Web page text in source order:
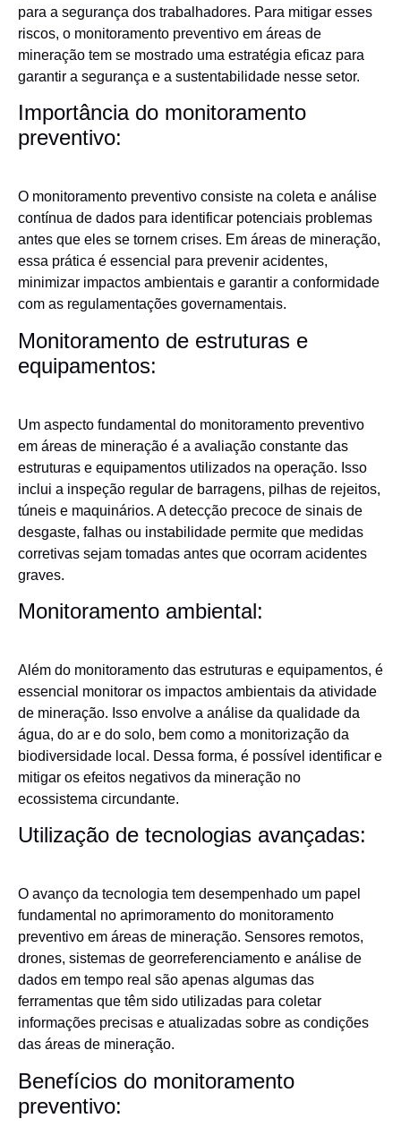
para a segurança dos trabalhadores. Para mitigar esses
riscos, o monitoramento preventivo em áreas de
mineração tem se mostrado uma estratégia eficaz para
garantir a segurança e a sustentabilidade nesse setor.
Importância do monitoramento
preventivo:
O monitoramento preventivo consiste na coleta e análise
contínua de dados para identificar potenciais problemas
antes que eles se tornem crises. Em áreas de mineração,
essa prática é essencial para prevenir acidentes,
minimizar impactos ambientais e garantir a conformidade
com as regulamentações governamentais.
Monitoramento de estruturas e
equipamentos:
Um aspecto fundamental do monitoramento preventivo
em áreas de mineração é a avaliação constante das
estruturas e equipamentos utilizados na operação. Isso
inclui a inspeção regular de barragens, pilhas de rejeitos,
túneis e maquinários. A detecção precoce de sinais de
desgaste, falhas ou instabilidade permite que medidas
corretivas sejam tomadas antes que ocorram acidentes
graves.
Monitoramento ambiental:
Além do monitoramento das estruturas e equipamentos, é
essencial monitorar os impactos ambientais da atividade
de mineração. Isso envolve a análise da qualidade da
água, do ar e do solo, bem como a monitorização da
biodiversidade local. Dessa forma, é possível identificar e
mitigar os efeitos negativos da mineração no
ecossistema circundante.
Utilização de tecnologias avançadas:
O avanço da tecnologia tem desempenhado um papel
fundamental no aprimoramento do monitoramento
preventivo em áreas de mineração. Sensores remotos,
drones, sistemas de georreferenciamento e análise de
dados em tempo real são apenas algumas das
ferramentas que têm sido utilizadas para coletar
informações precisas e atualizadas sobre as condições
das áreas de mineração.
Benefícios do monitoramento
preventivo: